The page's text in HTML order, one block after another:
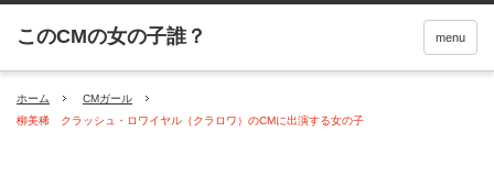
menu
ホーム
CMガール
柳美稀 クラッシュ・ロワイヤル（クラロワ）のCMに出演する女の子